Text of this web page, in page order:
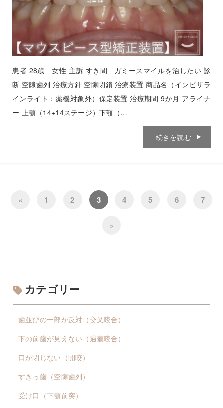
患者 28歳 女性 主訴 すき間 ガミースマイルを治したい 診
断 空隙歯列 治療方針 空隙閉鎖 治療装置 商品名（インビザラ
インライト：薬機対象外）保定装置 治療期間 9か月 アライナ
ー 上顎（14+14ステージ）下顎（…
続きを読む
« 1 2 3 4 5 6 7
»
カテゴリー
歯並びの一部が反対（交叉咬合）
下の前歯が見えない（過蓋咬合）
口が閉じない（開咬）
すきっ歯（空隙歯列）
受け口（下顎前突）